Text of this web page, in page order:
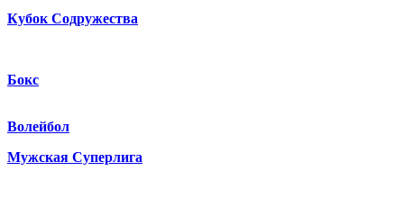
Кубок Содружества
Бокс
Волейбол
Мужская Суперлига